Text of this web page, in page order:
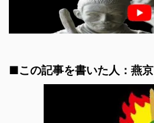
■この記事を書いた人：燕京